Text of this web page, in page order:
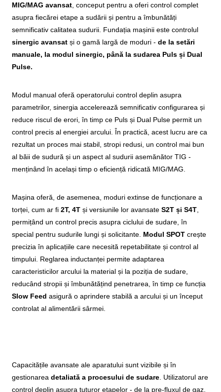
MIG/MAG avansat , conceput pentru a oferi control complet
asupra fiecărei etape a sudării și pentru a îmbunătăți
semnificativ calitatea sudurii. Fundația mașinii este controlul
sinergic avansat și o gamă largă de moduri - de la setări
manuale, la modul sinergic, până la sudarea Puls și Dual
Pulse.
Modul manual oferă operatorului control deplin asupra
parametrilor, sinergia accelerează semnificativ configurarea și
reduce riscul de erori, în timp ce Puls și Dual Pulse permit un
control precis al energiei arcului. În practică, acest lucru are ca
rezultat un proces mai stabil, stropi redusi, un control mai bun
al băii de sudură și un aspect al sudurii asemănător TIG -
menținând în același timp o eficiență ridicată MIG/MAG.
Mașina oferă, de asemenea, moduri extinse de funcționare a
torței, cum ar fi 2T, 4T și versiunile lor avansate S2T și S4T
permițând un control precis asupra ciclului de sudare, în
special pentru sudurile lungi și solicitante. Modul SPOT crește
precizia în aplicațiile care necesită repetabilitate și control al
timpului. Reglarea inductanței permite adaptarea
caracteristicilor arcului la material și la poziția de sudare,
reducând stropii și îmbunătățind penetrarea, în timp ce funcția
Slow Feed asigură o aprindere stabilă a arcului și un început
controlat al alimentării sârmei.
Capacitățile avansate ale aparatului sunt vizibile și în
gestionarea detaliată a procesului de sudare . Utilizatorul are
control deplin asupra tuturor etapelor - de la pre-fluxul de gaz,